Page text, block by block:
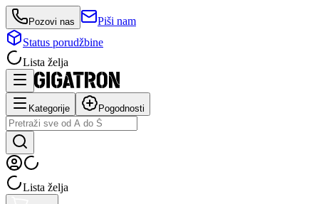
Pozovi nas
Piši nam
Status porudžbine
Lista želja
Kategorije Pogodnosti
Lista želja